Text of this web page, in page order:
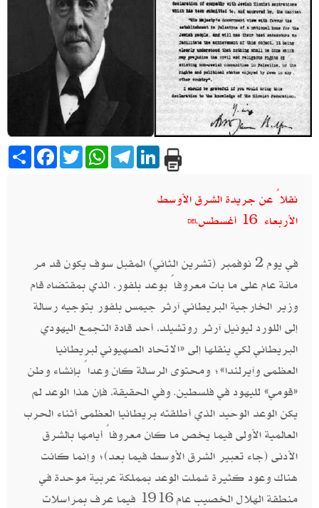
Share Facebook
TwitterWhatsAppTelegramLinkedIn
نقلاً عن جريدة الشرق الأوسط
الأربعاء 16 أغسطس
في يوم 2 نوفمبر (تشرين الثاني) المقبل سوف يكون قد مر
مائة عام على ما بات معروفاً بوعد بلفور، الذي بمقتضاه قام
وزير الخارجية البريطاني آرثر جيمس بلفور بتوجيه رسالة
إلى اللورد ليونيل آرثر روتشيلد، أحد قادة التجمع اليهودي
البريطاني لكي ينقلها إلى «الاتحاد الصهيوني لبريطانيا
العظمى وآيرلندا»؛ ومحتوى الرسالة كان وعداً بإنشاء وطن
«قومي» لليهود في فلسطين. وفي الحقيقة، فإن هذا الوعد لم
يكن الوعد الوحيد الذي أطلقته بريطانيا العظمى أثناء الحرب
العالمية الأولى فيما يخص ما كان معروفاً أيامها بالشرق
الأدنى (جاء تعبير الشرق الأوسط فيما بعد)؛ وإنما كانت
هناك وعود كثيرة شملت الوعد بمملكة عربية موحدة في
منطقة الهلال الخصيب عام 1916 فيما عرف بمراسلات